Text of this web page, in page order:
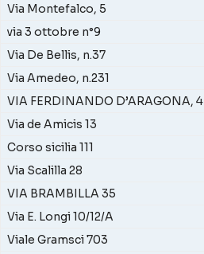
Via Montefalco, 5
via 3 ottobre n°9
Via De Bellis, n.37
Via Amedeo, n.231
VIA FERDINANDO D’ARAGONA, 4
Via de Amicis 13
Corso sicilia 111
Via Scalilla 28
VIA BRAMBILLA 35
Via E. Longi 10/12/A
Viale Gramsci 703